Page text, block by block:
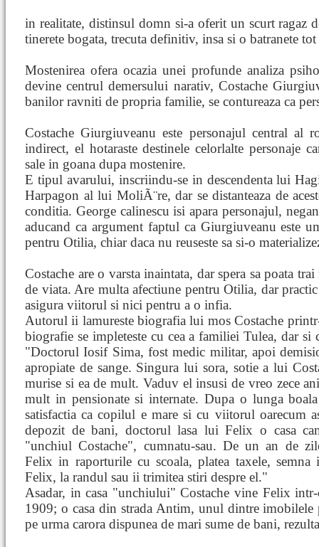
in realitate, distinsul domn si-a oferit un scurt ragaz
tinerete bogata, trecuta definitiv, insa si o batranete
Mostenirea ofera ocazia unei profunde analiza
devine centrul demersului narativ, Costache
banilor ravniti de propria familie, se contureaza ca
Costache Giurgiuveanu este personajul central al
indirect, el hotaraste destinele celorlalte personaje
sale in goana dupa mostenire.
E tipul avarului, inscriindu-se in descendenta lui
Harpagon al lui MoliÃ¨re, dar se distanteaza de
conditia. George calinescu isi apara personajul,
aducand ca argument faptul ca Giurgiuveanu este
pentru Otilia, chiar daca nu reuseste sa si-o
Costache are o varsta inaintata, dar spera sa poata
de viata. Are multa afectiune pentru Otilia, dar
asigura viitorul si nici pentru a o infia.
Autorul ii lamureste biografia lui mos Costache
biografie se impleteste cu cea a familiei Tulea, dar
"Doctorul Iosif Sima, fost medic militar, apoi
apropiate de sange. Singura lui sora, sotie a lui
murise si ea de mult. Vaduv el insusi de vreo zece
mult in pensionate si internate. Dupa o lunga
satisfactia ca copilul e mare si cu viitorul oarecum
depozit de bani, doctorul lasa lui Felix o casa
"unchiul Costache", cumnatu-sau. De un an de
Felix in raporturile cu scoala, platea taxele, semna
Felix, la randul sau ii trimitea stiri despre el."
Asadar, in casa "unchiului" Costache vine Felix
1909; o casa din strada Antim, unul dintre imobilele
pe urma carora dispunea de mari sume de bani,